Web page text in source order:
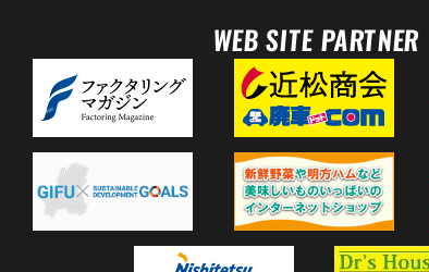
WEB SITE PARTNER